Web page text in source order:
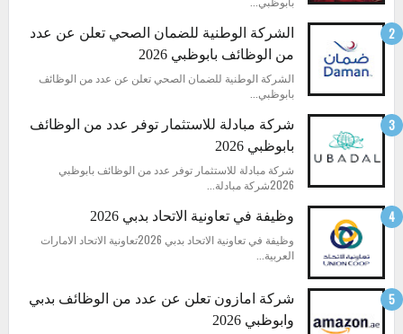
الشركة الوطنية للضمان الصحي تعلن عن عدد
من الوظائف بابوظبي 2026
الشركة الوطنية للضمان الصحي تعلن عن عدد من الوظائف
بابوظبي...
شركة مبادلة للاستثمار توفر عدد من الوظائف
بابوظبي 2026
شركة مبادلة للاستثمار توفر عدد من الوظائف بابوظبي
2026شركة مبادلة...
وظيفة في تعاونية الاتحاد بدبي 2026
وظيفة في تعاونية الاتحاد بدبي 2026تعاونية الاتحاد الامارات
العربية...
شركة امازون تعلن عن عدد من الوظائف بدبي
وابوظبي 2026